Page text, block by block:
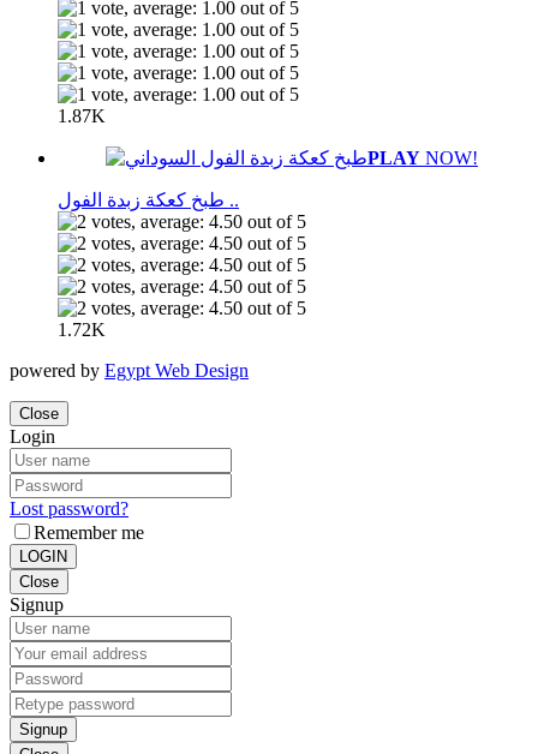
1.87K
PLAY NOW!
طبخ كعكة زبدة الفول ..
1.72K
powered by Egypt Web Design
Close
Login
Lost password?
Remember me
LOGIN
Close
Signup
Signup